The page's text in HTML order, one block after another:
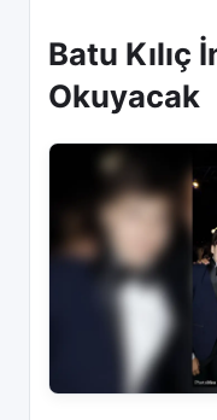
Batu Kılıç
Okuyacak